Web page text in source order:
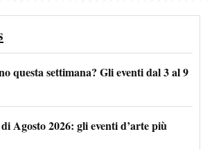
questa settimana? Gli eventi dal 3 al 9
Agosto 2026: gli eventi d’arte più